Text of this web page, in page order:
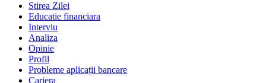
Stirea Zilei
Educatie financiara
Interviu
Analiza
Opinie
Profil
Probleme aplicații bancare
Cariera